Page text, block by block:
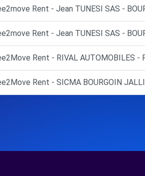
Rent - Jean TUNESI SAS -
Rent - Jean TUNESI SAS -
Rent - RIVAL AUTOMOBILES -
Rent - SICMA BOURGOIN